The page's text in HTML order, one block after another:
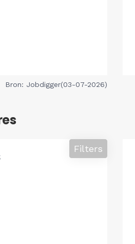
Bron: Jobdigger(03-07-2026)
Filters